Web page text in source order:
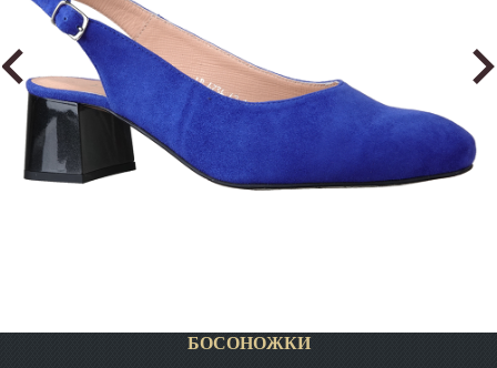
БОСОНОЖКИ